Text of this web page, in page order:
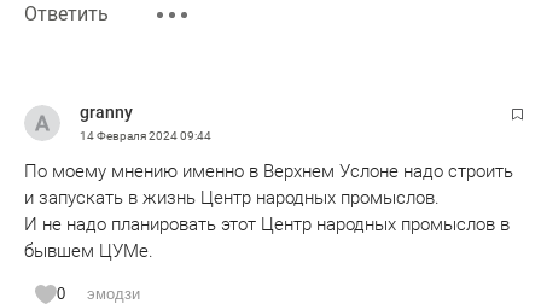
предприимчивых руководителей и бизнесменов. АЛГА и
Ответить
granny
14 Февраля 202409:44
По моему мнению именно в Верхнем Услоне надо строить
и запускать в жизнь Центр народных промыслов.
И не надо планировать этот Центр народных промыслов в
бывшем ЦУМе.
0 эмодзи